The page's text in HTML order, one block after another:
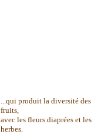
...qui produit la diversité des
fruits,
avec les fleurs diaprées et les
herbes.